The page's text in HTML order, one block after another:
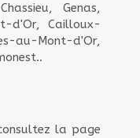
Genas,
d'Or, Cailloux-
au-Mont-d'Or,
la page